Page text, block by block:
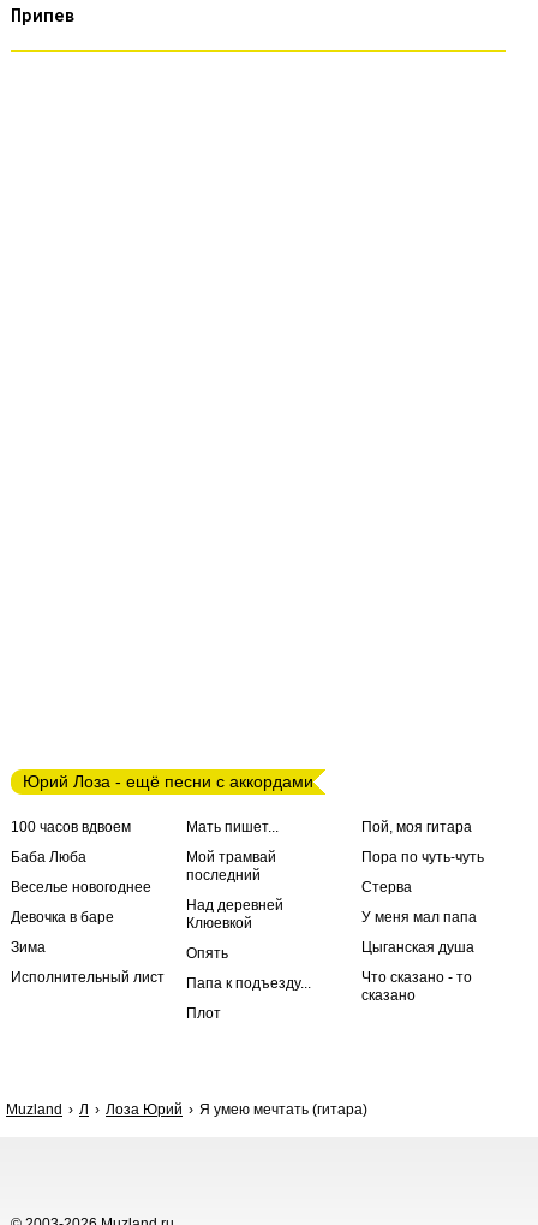
Припев
Юрий Лоза - ещё песни с аккордами
100 часов вдвоем
Баба Люба
Веселье новогоднее
Девочка в баре
Зима
Исполнительный лист
Мать пишет...
Мой трамвай
последний
Над деревней
Клюевкой
Опять
Папа к подъезду...
Плот
Пой, моя гитара
Пора по чуть-чуть
Стерва
У меня мал папа
Цыганская душа
Что сказано - то
сказано
Muzland Л Лоза Юрий Я умею мечтать (гитара)